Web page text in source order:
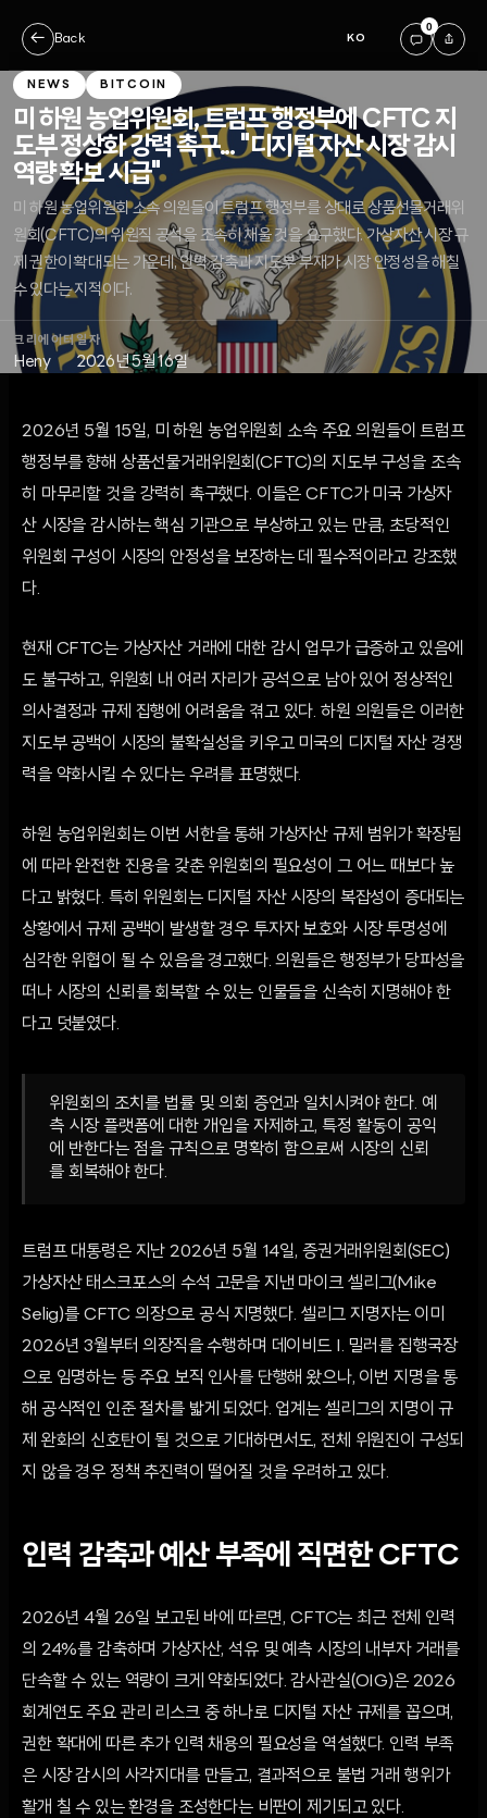
← Back KO
0
NEWS BITCOIN
미 하원 농업위원회, 트럼프 행정부에 CFTC 지
도부 정상화 강력 촉구... "디지털 자산 시장 감시
역량 확보 시급"
미 하원 농업위원회 소속 의원들이 트럼프 행정부를 상대로 상품선물거래위
원회(CFTC)의 위원직 공석을 조속히 채울 것을 요구했다. 가상자산 시장 규
제 권한이 확대되는 가운데, 인력 감축과 지도부 부재가 시장 안정성을 해칠
수 있다는 지적이다.
크리에이터
Heny
일자
2026년 5월 16일
2026년 5월 15일, 미 하원 농업위원회 소속 주요 의원들이 트럼프
행정부를 향해 상품선물거래위원회(CFTC)의 지도부 구성을 조속
히 마무리할 것을 강력히 촉구했다. 이들은 CFTC가 미국 가상자
산 시장을 감시하는 핵심 기관으로 부상하고 있는 만큼, 초당적인
위원회 구성이 시장의 안정성을 보장하는 데 필수적이라고 강조했
다.
현재 CFTC는 가상자산 거래에 대한 감시 업무가 급증하고 있음에
도 불구하고, 위원회 내 여러 자리가 공석으로 남아 있어 정상적인
의사결정과 규제 집행에 어려움을 겪고 있다. 하원 의원들은 이러한
지도부 공백이 시장의 불확실성을 키우고 미국의 디지털 자산 경쟁
력을 약화시킬 수 있다는 우려를 표명했다.
하원 농업위원회는 이번 서한을 통해 가상자산 규제 범위가 확장됨
에 따라 완전한 진용을 갖춘 위원회의 필요성이 그 어느 때보다 높
다고 밝혔다. 특히 위원회는 디지털 자산 시장의 복잡성이 증대되는
상황에서 규제 공백이 발생할 경우 투자자 보호와 시장 투명성에
심각한 위협이 될 수 있음을 경고했다. 의원들은 행정부가 당파성을
떠나 시장의 신뢰를 회복할 수 있는 인물들을 신속히 지명해야 한
다고 덧붙였다.
위원회의 조치를 법률 및 의회 증언과 일치시켜야 한다. 예
측 시장 플랫폼에 대한 개입을 자제하고, 특정 활동이 공익
에 반한다는 점을 규칙으로 명확히 함으로써 시장의 신뢰
를 회복해야 한다.
트럼프 대통령은 지난 2026년 5월 14일, 증권거래위원회(SEC)
가상자산 태스크포스의 수석 고문을 지낸 마이크 셀리그(Mike
Selig)를 CFTC 의장으로 공식 지명했다. 셀리그 지명자는 이미
2026년 3월부터 의장직을 수행하며 데이비드 I. 밀러를 집행국장
으로 임명하는 등 주요 보직 인사를 단행해 왔으나, 이번 지명을 통
해 공식적인 인준 절차를 밟게 되었다. 업계는 셀리그의 지명이 규
제 완화의 신호탄이 될 것으로 기대하면서도, 전체 위원진이 구성되
지 않을 경우 정책 추진력이 떨어질 것을 우려하고 있다.
인력 감축과 예산 부족에 직면한 CFTC
2026년 4월 26일 보고된 바에 따르면, CFTC는 최근 전체 인력
의 24%를 감축하며 가상자산, 석유 및 예측 시장의 내부자 거래를
단속할 수 있는 역량이 크게 약화되었다. 감사관실(OIG)은 2026
회계연도 주요 관리 리스크 중 하나로 디지털 자산 규제를 꼽으며,
권한 확대에 따른 추가 인력 채용의 필요성을 역설했다. 인력 부족
은 시장 감시의 사각지대를 만들고, 결과적으로 불법 거래 행위가
활개 칠 수 있는 환경을 조성한다는 비판이 제기되고 있다.